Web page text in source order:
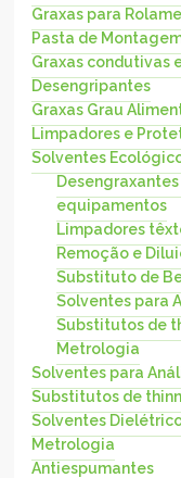
Graxas para
Pasta de
Graxas condutivas
Desengripantes
Graxas Grau
Limpadores e
Solventes
equipamentos
Limpadores
Remoção e
Substituto de
Solventes para
Substitutos de
Metrologia
Solventes para
Substitutos de
Solventes
Metrologia
Antiespumantes